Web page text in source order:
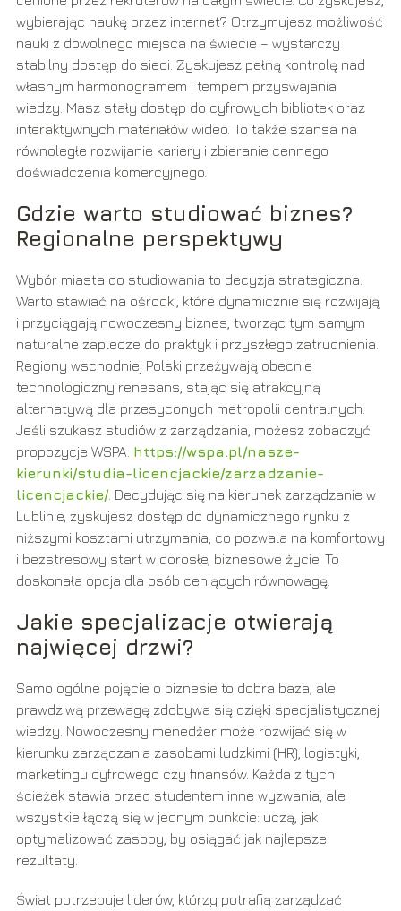
wybierając naukę przez internet? Otrzymujesz możliwość
nauki z dowolnego miejsca na świecie – wystarczy
stabilny dostęp do sieci. Zyskujesz pełną kontrolę nad
własnym harmonogramem i tempem przyswajania
wiedzy. Masz stały dostęp do cyfrowych bibliotek oraz
interaktywnych materiałów wideo. To także szansa na
równoległe rozwijanie kariery i zbieranie cennego
doświadczenia komercyjnego.
Gdzie warto studiować biznes?
Regionalne perspektywy
Wybór miasta do studiowania to decyzja strategiczna.
Warto stawiać na ośrodki, które dynamicznie się rozwijają
i przyciągają nowoczesny biznes, tworząc tym samym
naturalne zaplecze do praktyk i przyszłego zatrudnienia.
Regiony wschodniej Polski przeżywają obecnie
technologiczny renesans, stając się atrakcyjną
alternatywą dla przesyconych metropolii centralnych.
Jeśli szukasz studiów z zarządzania, możesz zobaczyć
propozycje WSPA: https://wspa.pl/nasze-
kierunki/studia-licencjackie/zarzadzanie-
licencjackie/. Decydując się na kierunek zarządzanie w
Lublinie, zyskujesz dostęp do dynamicznego rynku z
niższymi kosztami utrzymania, co pozwala na komfortowy
i bezstresowy start w dorosłe, biznesowe życie. To
doskonała opcja dla osób ceniących równowagę.
Jakie specjalizacje otwierają
najwięcej drzwi?
Samo ogólne pojęcie o biznesie to dobra baza, ale
prawdziwą przewagę zdobywa się dzięki specjalistycznej
wiedzy. Nowoczesny menedżer może rozwijać się w
kierunku zarządzania zasobami ludzkimi (HR), logistyki,
marketingu cyfrowego czy finansów. Każda z tych
ścieżek stawia przed studentem inne wyzwania, ale
wszystkie łączą się w jednym punkcie: uczą, jak
optymalizować zasoby, by osiągać jak najlepsze
rezultaty.
Świat potrzebuje liderów, którzy potrafią zarządzać